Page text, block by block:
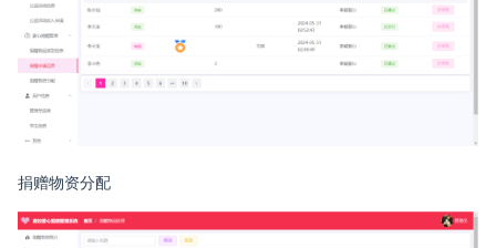
捐赠物资分配